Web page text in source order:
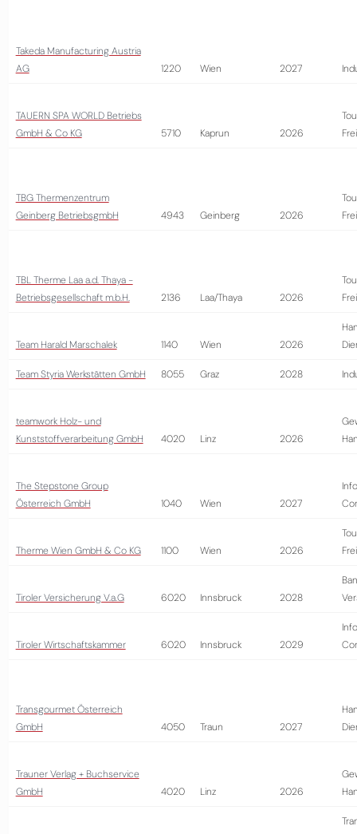
Takeda Manufacturing Austria
AG
1220 Wien 2027
TAUERN SPA WORLD Betriebs
GmbH & Co KG
5710 Kaprun 2026
TBG Thermenzentrum
Geinberg BetriebsgmbH
4943 Geinberg 2026
TBL Therme Laa a.d. Thaya -
Betriebsgesellschaft m.b.H.
2136 Laa/Thaya 2026
Team Harald Marschalek 1140 Wien 2026
Team Styria Werkstätten GmbH 8055 Graz 2028
teamwork Holz- und
Kunststoffverarbeitung GmbH
4020 Linz 2026
The Stepstone Group
Österreich GmbH
1040 Wien 2027
Therme Wien GmbH & Co KG 1100 Wien 2026
Tiroler Versicherung V.a.G 6020 Innsbruck 2028
Tiroler Wirtschaftskammer 6020 Innsbruck 2029
Transgourmet Österreich
GmbH
4050 Traun 2027
Trauner Verlag + Buchservice
GmbH
4020 Linz 2026